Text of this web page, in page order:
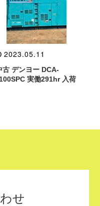
2023.05.11
古 デンヨー DCA-
実働291hr 入荷
せ